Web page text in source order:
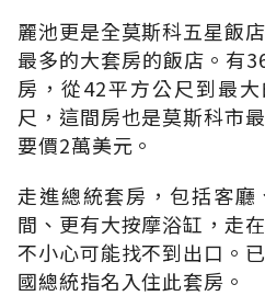
麗池更是全莫斯科五星飯
最多的大套房的飯店。有
房，從42平方公尺到最
尺，這間房也是莫斯科市
要價2萬美元。
走進總統套房，包括客廳
間、更有大按摩浴缸，走
不小心可能找不到出口。
國總統指名入住此套房。